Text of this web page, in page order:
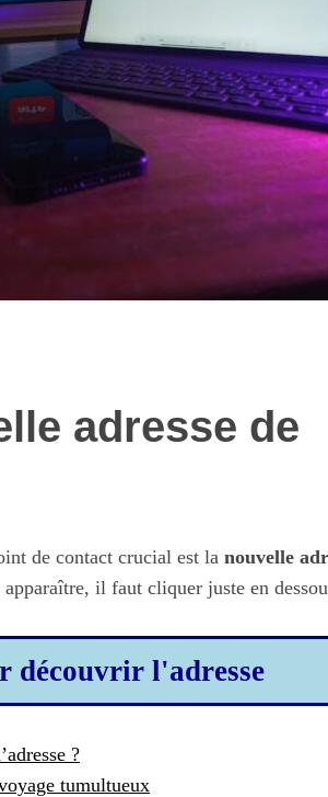
adresse de
de contact crucial est la nouvelle
il faut cliquer juste en
découvrir l'adresse
?
tumultueux
Aliments